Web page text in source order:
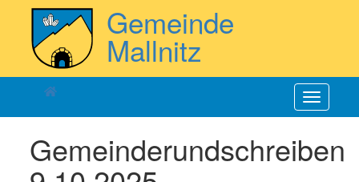
Gemeinde
Mallnitz
Gemeinderundschreiben